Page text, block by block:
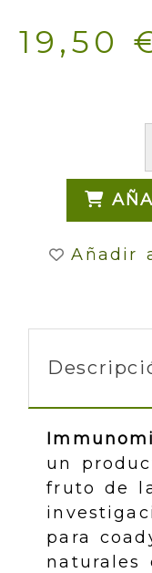
19,50
Añadir
un
fruto de
para
naturales